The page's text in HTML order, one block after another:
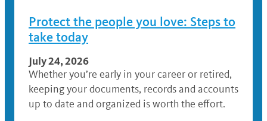
Protect the people you love: Steps to
take today
July 24, 2026
Whether you’re early in your career or retired,
keeping your documents, records and accounts
up to date and organized is worth the effort.